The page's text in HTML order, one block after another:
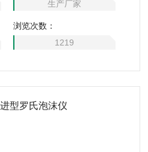
。上海隆拓泡沫仪符合GB/T74
求。改进型罗氏泡沫仪，表面
生产厂家
浏览次数：
1219